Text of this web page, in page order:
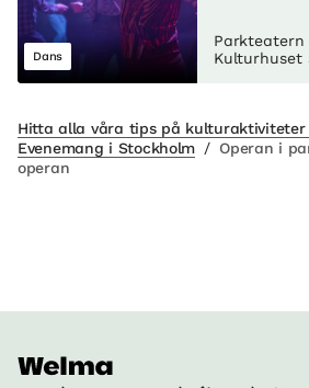
Dans
Kulturhuset
Hitta alla våra tips på kulturaktiviteter
Evenemang i Stockholm / Operan i
operan